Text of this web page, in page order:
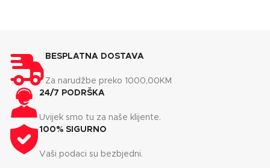
BESPLATNA DOSTAVA
Za narudžbe preko 1000,00KM
24/7 PODRŠKA
Uvijek smo tu za naše klijente.
100% SIGURNO
Vaši podaci su bezbjedni.